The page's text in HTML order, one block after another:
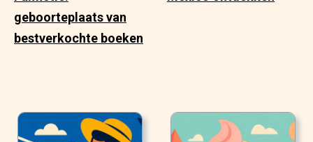
geboorteplaats van
bestverkochte boeken